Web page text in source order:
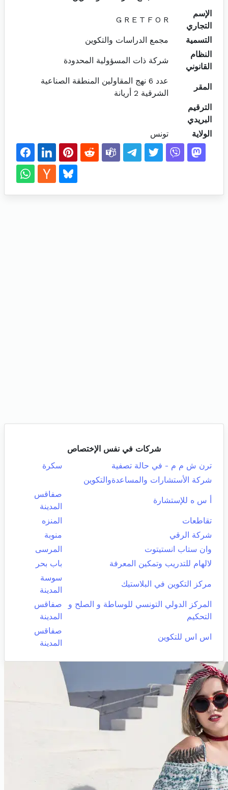
الإسم
التجاري
G R E T F O R
التسمية
مجمع الدراسات والتكوين
النظام
القانوني
شركة ذات المسؤولية المحدودة
المقر
عدد 6 نهج المقاولين المنطقة الصناعية
الشرقية 2 أريانة
الترقيم
البريدي
الولاية
تونس
شركات في نفس الإختصاص
ترن ش م م - في حالة تصفية
سكرة
شركة الأستشارات والمساعدةوالتكوين
أ س ه للإستشارة
صفاقس
المدينة
تقاطعات
المنزه
شركة الرقي
منوبة
وان ستاب انستيتوت
المرسى
لالهام للتدريب وتمكين المعرفة
باب بحر
مركز التكوين في البلاستيك
سوسة
المدينة
المركز الدولي التونسي للوساطة و الصلح و
التحكيم
صفاقس
المدينة
اس اس للتكوين
صفاقس
المدينة